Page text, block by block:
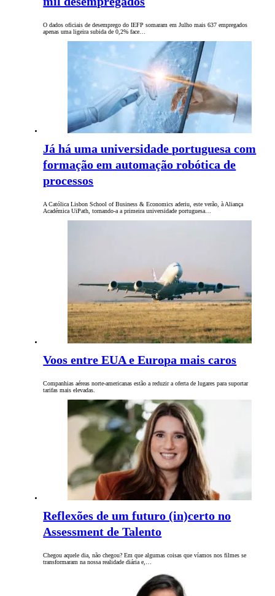
O dados oficiais de desemprego do IEFP somaram em Julho mais 637 empregados
apenas uma ligeira subida de 0,2% face…
Já há uma universidade portuguesa com
formação em automação robótica de
processos
A Católica Lisbon School of Business & Economics aderiu, este verão, à Aliança
Académica UiPath, tornando-a a primeira universidade portuguesa…
Voos entre EUA e Europa mais caros
Companhias aéreas norte-americanas estão a reduzir a oferta de lugares para suportar
tarifas mais elevadas.
Reflexões de um futuro (in)certo no
Assessment de Talento
Chegou aquele dia, não chegou? Em que algumas coisas que víamos nos filmes se
transformaram na nossa realidade diária e,…